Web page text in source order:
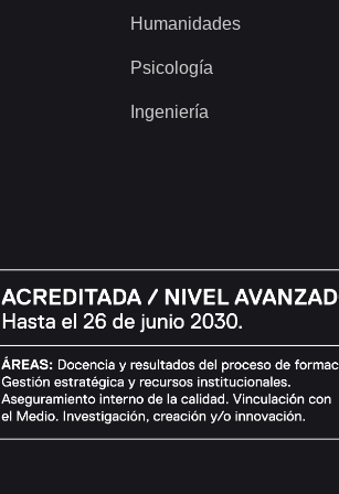
Humanidades
Psicología
Ingeniería